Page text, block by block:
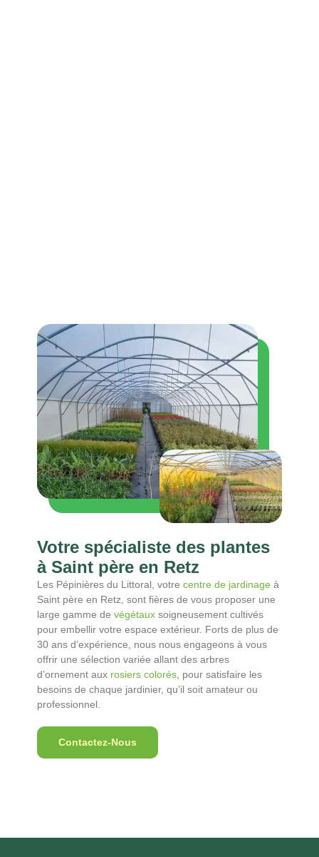
Votre spécialiste des plantes
à Saint père en Retz
Les Pépinières du Littoral, votre centre de jardinageà
Saint père en Retz, sont fières de vous proposer une
large gamme de végétauxsoigneusement cultivés
pour embellir votre espace extérieur. Forts de plus de
30 ans d’expérience, nous nous engageons à vous
offrir une sélection variée allant des arbres
d’ornement aux rosiers colorés, pour satisfaire les
besoins de chaque jardinier, qu’il soit amateur ou
professionnel.
Contactez-Nous